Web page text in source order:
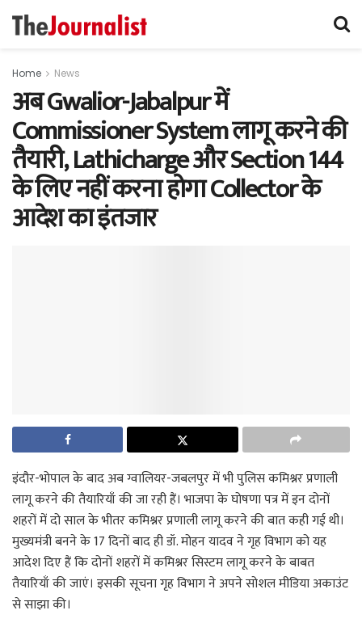
Home News
अब Gwalior-Jabalpur में
Commissioner System लागू करने की
तैयारी, Lathicharge और Section 144
के लिए नहीं करना होगा Collector के
आदेश का इंतजार
इंदौर-भोपाल के बाद अब ग्वालियर-जबलपुर में भी पुलिस कमिश्नर प्रणाली
लागू करने की तैयारियाँ की जा रही हैं। भाजपा के घोषणा पत्र में इन दोनों
शहरों में दो साल के भीतर कमिश्नर प्रणाली लागू करने की बात कही गई थी।
मुख्यमंत्री बनने के 17 दिनों बाद ही डॉ. मोहन यादव ने गृह विभाग को यह
आदेश दिए हैं कि दोनों शहरों में कमिश्नर सिस्टम लागू करने के बाबत
तैयारियाँ की जाएं। इसकी सूचना गृह विभाग ने अपने सोशल मीडिया अकाउंट
से साझा की।